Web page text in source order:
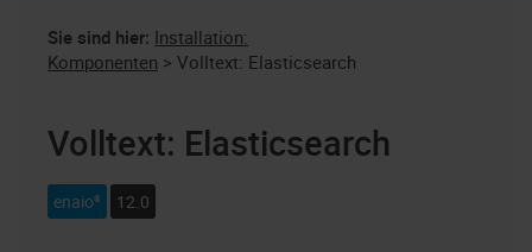
Sie sind hier: Installation:
Komponenten > Volltext: Elasticsearch
Volltext: Elasticsearch
enaio® 12.0